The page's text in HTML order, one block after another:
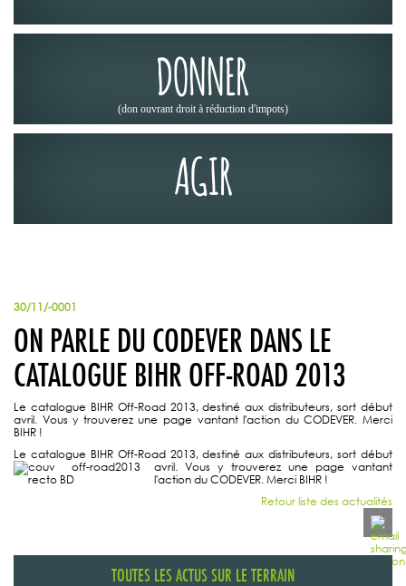
DONNER
(don ouvrant droit à réduction d'impots)
AGIR
30/11/-0001
ON PARLE DU CODEVER DANS LE
CATALOGUE BIHR OFF-ROAD 2013
Le catalogue BIHR Off-Road 2013, destiné aux distributeurs, sort début
avril. Vous y trouverez une page vantant l'action du CODEVER. Merci
BIHR !
Le catalogue BIHR Off-Road 2013, destiné aux distributeurs, sort début
avril. Vous y trouverez une page vantant
l'action du CODEVER. Merci BIHR !
Retour liste des actualités
TOUTES LES ACTUS SUR LE TERRAIN